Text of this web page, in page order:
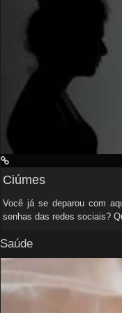
Ciúmes
Você já se deparou com
senhas das redes sociais?
Saúde